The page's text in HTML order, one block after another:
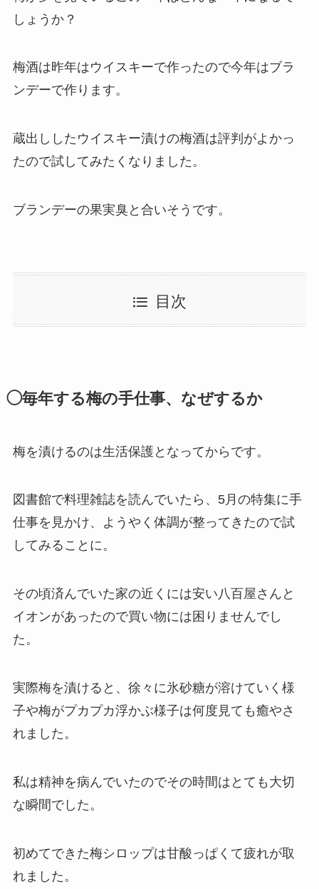
しょうか？
梅酒は昨年はウイスキーで作ったので今年はブラ
ンデーで作ります。
蔵出ししたウイスキー漬けの梅酒は評判がよかっ
たので試してみたくなりました。
ブランデーの果実臭と合いそうです。
目次
◯毎年する梅の手仕事、なぜするか
梅を漬けるのは生活保護となってからです。
図書館で料理雑誌を読んでいたら、5月の特集に手
仕事を見かけ、ようやく体調が整ってきたので試
してみることに。
その頃済んでいた家の近くには安い八百屋さんと
イオンがあったので買い物には困りませんでし
た。
実際梅を漬けると、徐々に氷砂糖が溶けていく様
子や梅がプカプカ浮かぶ様子は何度見ても癒やさ
れました。
私は精神を病んでいたのでその時間はとても大切
な瞬間でした。
初めてできた梅シロップは甘酸っぱくて疲れが取
れました。